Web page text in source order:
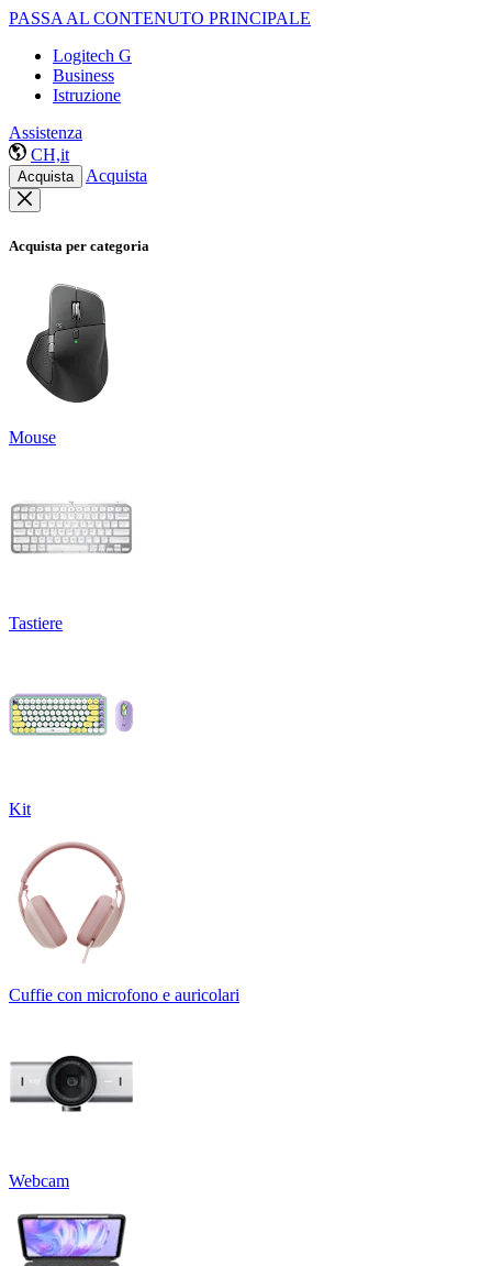
PASSA AL CONTENUTO PRINCIPALE
Logitech G
Business
Istruzione
Assistenza
CH,it
Acquista Acquista
Acquista per categoria
Mouse
Tastiere
Kit
Cuffie con microfono e auricolari
Webcam